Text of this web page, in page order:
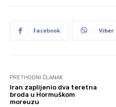
Facebook Viber
PRETHODNI ČLANAK
Iran zaplijenio dva teretna
broda u Hormuškom
moreuzu